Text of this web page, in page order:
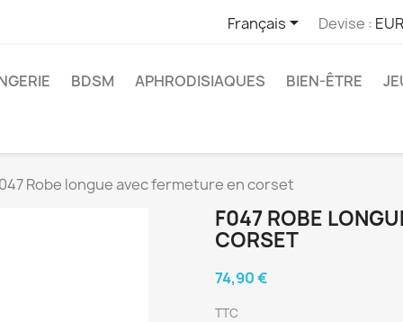
Français Devise :
BDSM APHRODISIAQUES BIEN-ÊTRE
Robe longue avec fermeture en corset
F047 ROBE
CORSET
74,90 €
TTC